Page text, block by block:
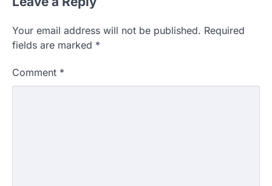
Your email address will not be published. Required
fields are marked *
Comment *